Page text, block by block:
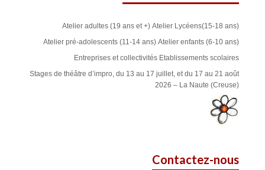
Atelier adultes (19 ans et +) Atelier Lycéens(15-18 ans)
Atelier pré-adolescents (11-14 ans) Atelier enfants (6-10 ans)
Entreprises et collectivités Etablissements scolaires
Stages de théâtre d’impro, du 13 au 17 juillet, et du 17 au 21 août
2026 – La Naute (Creuse)
Contactez-nous